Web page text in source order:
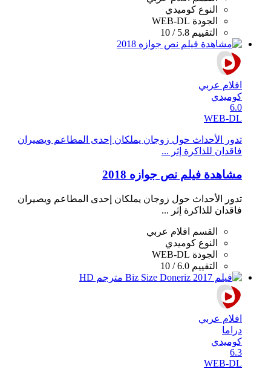
النوع كوميدي
الجودة WEB-DL
التقييم 5.8 / 10
افلام عربي
كوميدي
6.0
WEB-DL
تدور الأحداث حول زوجان يملكان إحدى المطاعم ويصيران
فاقدان للذاكرة إثر ...
مشاهدة فيلم نص جوازه 2018
تدور الأحداث حول زوجان يملكان إحدى المطاعم ويصيران
فاقدان للذاكرة إثر ...
القسم
افلام عربي
النوع كوميدي
الجودة WEB-DL
التقييم 6.0 / 10
افلام عربي
دراما
كوميدي
6.3
WEB-DL